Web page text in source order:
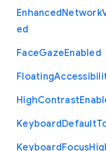
EnhancedNetwork
ed
FaceGazeEnabled
Floating
HighContrast
KeyboardDefault
KeyboardFocus